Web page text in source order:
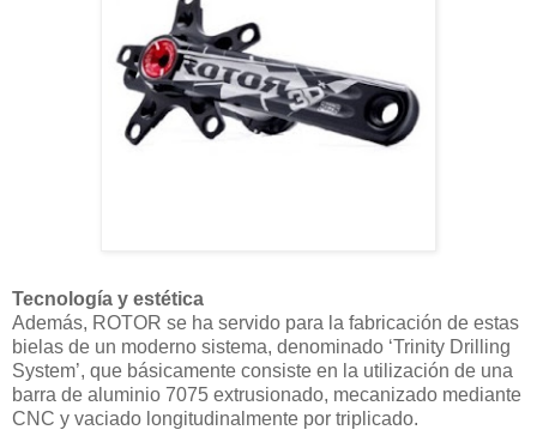
Tecnología y estética
Además, ROTOR se ha servido para la fabricación de estas
bielas de un moderno sistema, denominado ‘Trinity Drilling
System’, que básicamente consiste en la utilización de una
barra de aluminio 7075 extrusionado, mecanizado mediante
CNC y vaciado longitudinalmente por triplicado.